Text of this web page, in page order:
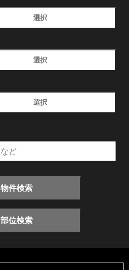
選択
選択
選択
物件検索
部位検索